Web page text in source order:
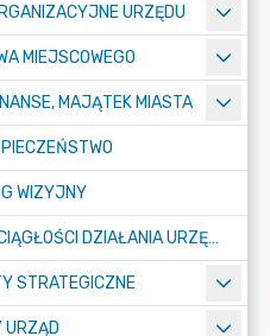
URZĘDU
MIEJSCOWEGO
MAJĄTEK MIASTA
WIZYJNY
POLITYKA CIĄGŁOŚCI DZIAŁANIA URZĘDU MIASTA ŻORY
STRATEGICZNE
URZĄD